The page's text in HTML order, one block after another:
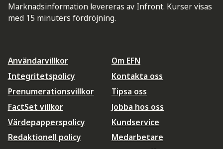
Marknadsinformation levereras av Infront. Kurser visas
med 15 minuters fördröjning.
Användarvillkor
Integritetspolicy
Prenumerationsvillkor
FactSet villkor
Värdepapperspolicy
Redaktionell policy
Om EFN
Kontakta oss
Tipsa oss
Jobba hos oss
Kundservice
Medarbetare